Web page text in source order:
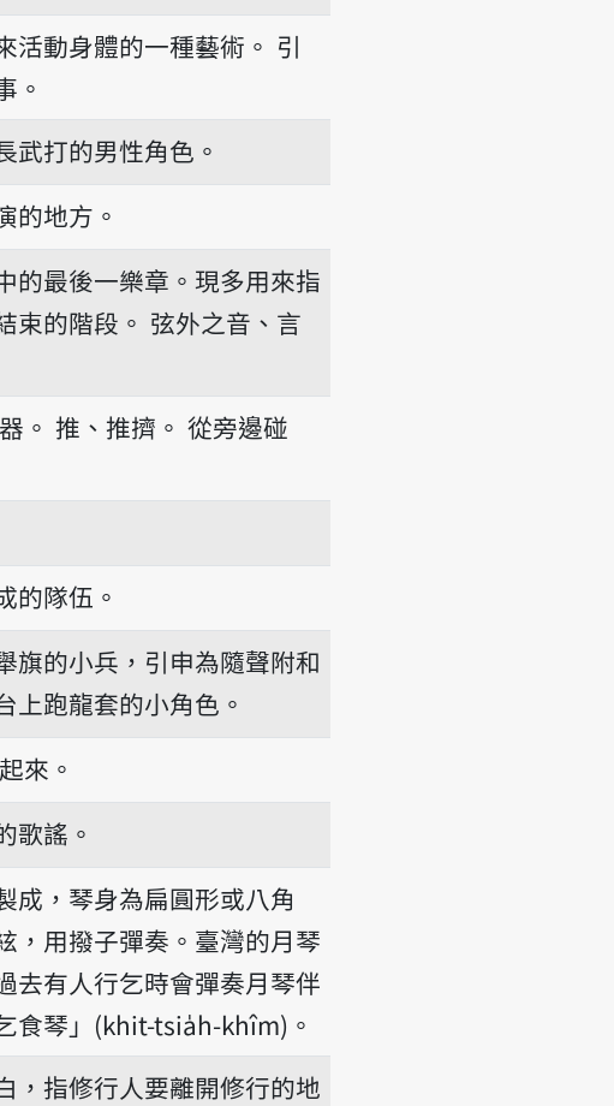
活動身體的一種藝術。 引
。
武打的男性角色。
的地方。
的最後一樂章。現多用來指
束的階段。 弦外之音、言
。 推、推擠。 從旁邊碰
的隊伍。
旗的小兵，引申為隨聲附和
上跑龍套的小角色。
來。
歌謠。
成，琴身為扁圓形或八角
，用撥子彈奏。臺灣的月琴
去有人行乞時會彈奏月琴伴
食琴」(khit-tsia̍h-khîm)。
，指修行人要離開修行的地